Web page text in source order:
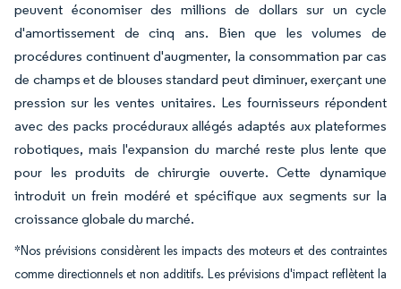
peuvent économiser des millions de dollars sur un cycle
d'amortissement de cinq ans. Bien que les volumes de
procédures continuent d'augmenter, la consommation par cas
de champs et de blouses standard peut diminuer, exerçant une
pression sur les ventes unitaires. Les fournisseurs répondent
avec des packs procéduraux allégés adaptés aux plateformes
robotiques, mais l'expansion du marché reste plus lente que
pour les produits de chirurgie ouverte. Cette dynamique
introduit un frein modéré et spécifique aux segments sur la
croissance globale du marché.
*Nos prévisions considèrent les impacts des moteurs et des contraintes
comme directionnels et non additifs. Les prévisions d'impact reflètent la